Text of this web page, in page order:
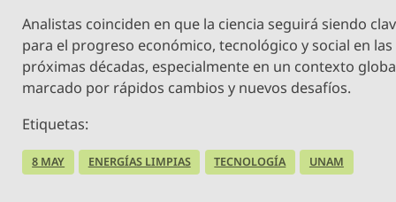
Analistas coinciden en que la ciencia seguirá siendo
para el progreso económico, tecnológico y social en las
próximas décadas, especialmente en un contexto
marcado por rápidos cambios y nuevos desafíos.
Etiquetas:
8 MAY ENERGÍAS LIMPIAS TECNOLOGÍA UNAM